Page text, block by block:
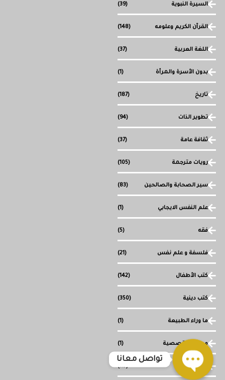
السيرة النبوية (39)
القرآن الكريم وعلومه (148)
اللغة العربية (37)
بدون الأسرة والمرأة (1)
تاريخ (187)
تطوير الذات (94)
ثقافة عامة (37)
رويات مترجمة (105)
سير الصحابة والصالحين (83)
علم النفس الايجابي (1)
فقه (5)
فلسفة و علم نفس (21)
كتب الأطفال (142)
كتب دينية (350)
ما وراء الطبيعة (1)
مجموعة قصصية (1)
وصل حديثا (117)
تواصل معانا